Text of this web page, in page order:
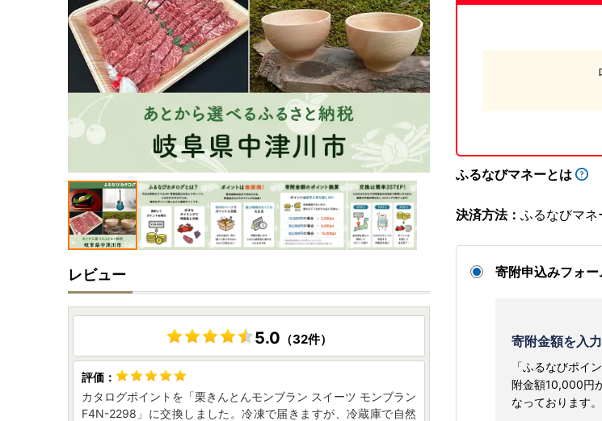
ふるなびマネーとは
決済方法： ふるなびマネ
寄附申込みフォ
寄附金額を入力
「ふるなびポイ
附金額10,000円
なっております。
レビュー
5.0 （32件）
カタログポイントを「栗きんとんモンブラン スイーツ モンブラン
F4N-2298」に交換しました。冷凍で届きますが、冷蔵庫で自然